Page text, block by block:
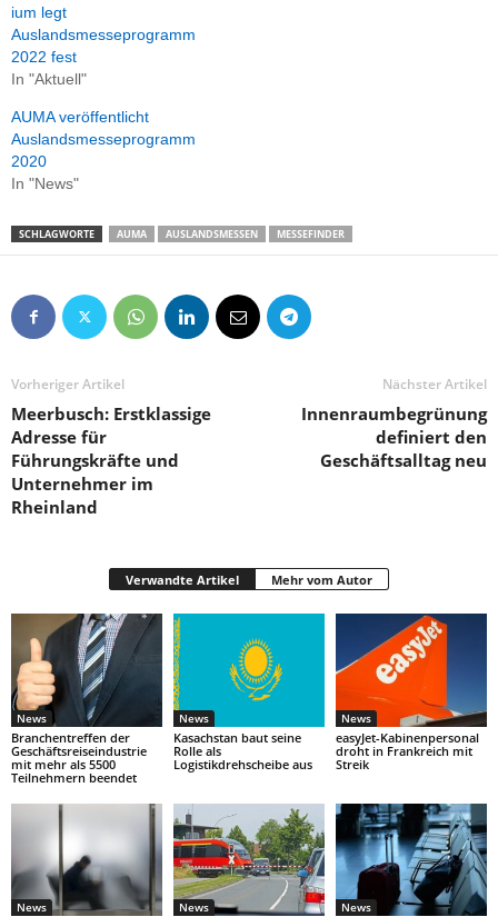
ium legt
Auslandsmesseprogramm
2022 fest
In "Aktuell"
AUMA veröffentlicht
Auslandsmesseprogramm
2020
In "News"
SCHLAGWORTE AUMA AUSLANDSMESSEN MESSEFINDER
Vorheriger Artikel
Meerbusch: Erstklassige
Adresse für
Führungskräfte und
Unternehmer im
Rheinland
Nächster Artikel
Innenraumbegrünung
definiert den
Geschäftsalltag neu
Verwandte Artikel Mehr vom Autor
News
Branchentreffen der
Geschäftsreiseindustrie
mit mehr als 5500
Teilnehmern beendet
News
Kasachstan baut seine
Rolle als
Logistikdrehscheibe aus
News
easyJet-Kabinenpersonal
droht in Frankreich mit
Streik
News News News